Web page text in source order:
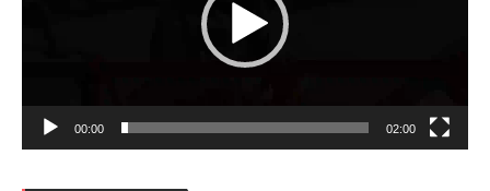
00:00 02:00